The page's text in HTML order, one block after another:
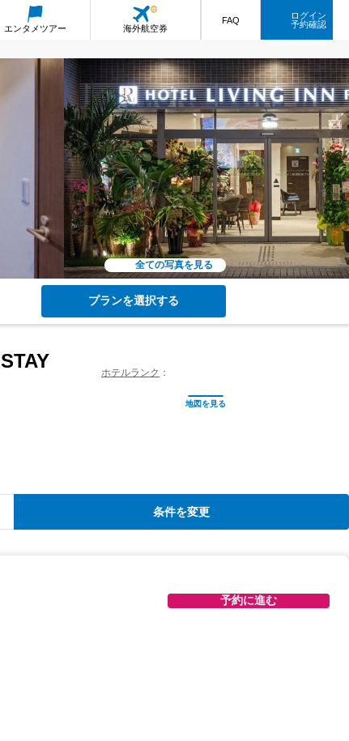
エンタメツアー 海外航空券
FAQ
ログイン
予約確認
全ての写真を見る
プランを選択する
ホテルランク
条件を変更
予約に進む